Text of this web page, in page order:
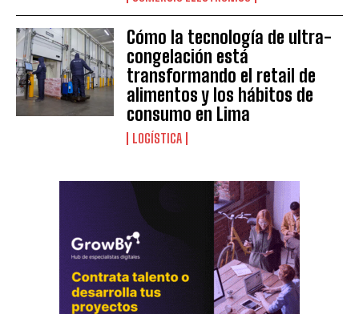
Cómo la tecnología de ultra-
congelación está
transformando el retail de
alimentos y los hábitos de
consumo en Lima
LOGÍSTICA